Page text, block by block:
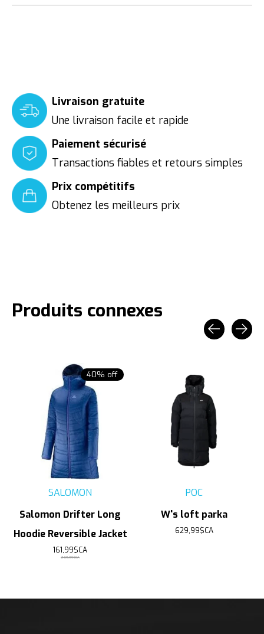
Livraison gratuite
Une livraison facile et rapide
Paiement sécurisé
Transactions fiables et retours simples
Prix compétitifs
Obtenez les meilleurs prix
Produits connexes
40% off
SALOMON
Salomon Drifter Long
Hoodie Reversible Jacket
161,99$CA
269,99$CA
POC
W's loft parka
629,99$CA